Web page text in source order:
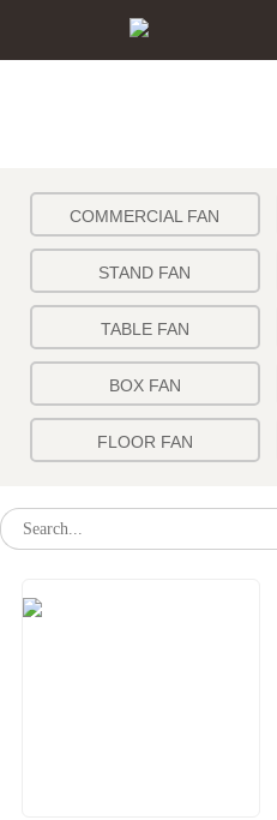
COMMERCIAL FAN
STAND FAN
TABLE FAN
BOX FAN
FLOOR FAN